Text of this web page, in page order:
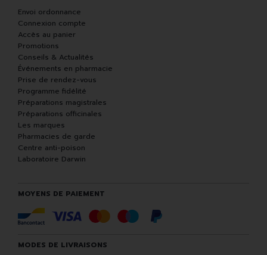
Envoi ordonnance
Connexion compte
Accès au panier
Promotions
Conseils & Actualités
Événements en pharmacie
Prise de rendez-vous
Programme fidélité
Préparations magistrales
Préparations officinales
Les marques
Pharmacies de garde
Centre anti-poison
Laboratoire Darwin
MOYENS DE PAIEMENT
MODES DE LIVRAISONS